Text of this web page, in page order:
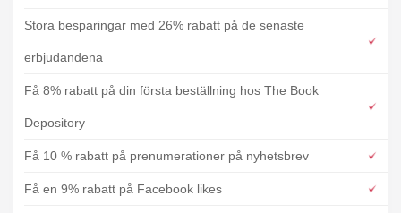
Stora besparingar med 26% rabatt på de senaste
erbjudandena
Få 8% rabatt på din första beställning hos The Book
Depository
Få 10 % rabatt på prenumerationer på nyhetsbrev
Få en 9% rabatt på Facebook likes